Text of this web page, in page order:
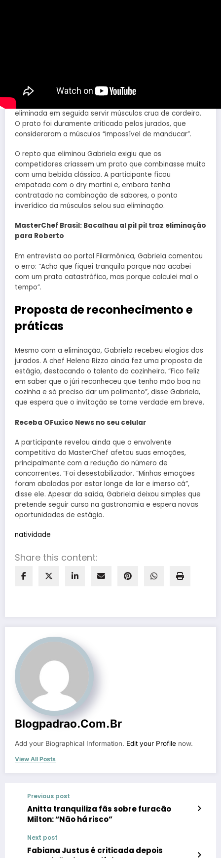
Na noite da última terça-feira, 8 de outubro, Gabriela P.,
uma das participantes do MasterChef Brasil, foi
eliminada em seguida servir músculos crua de cordeiro.
O prato foi duramente criticado pelos jurados, que
consideraram a músculos “impossível de manducar”.
O repto que eliminou Gabriela exigiu que os
competidores criassem um prato que combinasse muito
com uma bebida clássica. A participante ficou
empatada com o dry martini e, embora tenha
contratado na combinação de sabores, o ponto
inverídico da músculos selou sua eliminação.
MasterChef Brasil: Bacalhau al pil pil traz eliminação
para Roberto
Em entrevista ao portal Filarmónica, Gabriela comentou
o erro: “Acho que fiquei tranquila porque não acabei
com um prato catastrófico, mas porque calculei mal o
tempo”.
Proposta de reconhecimento e
práticas
Mesmo com a eliminação, Gabriela recebeu elogios dos
jurados. A chef Helena Rizzo ainda fez uma proposta de
estágio, destacando o talento da cozinheira. “Fico feliz
em saber que o júri reconheceu que tenho mão boa na
cozinha e só preciso dar um polimento”, disse Gabriela,
que espera que o invitação se torne verdade em breve.
Receba OFuxico News no seu celular
A participante revelou ainda que o envolvente
competitivo do MasterChef afetou suas emoções,
principalmente com a redução do número de
concorrentes. “Foi desestabilizador. “Minhas emoções
foram abaladas por estar longe de lar e imerso cá”,
disse ele. Apesar da saída, Gabriela deixou simples que
pretende seguir curso na gastronomia e espera novas
oportunidades de estágio.
natividade
Share this content:
Blogpadrao.com.br
Add your Biographical Information. Edit your Profile now.
View All Posts
Previous post
Anitta tranquiliza fãs sobre furacão
Milton: “Não há risco”
Next post
Fabiana Justus é criticada depois